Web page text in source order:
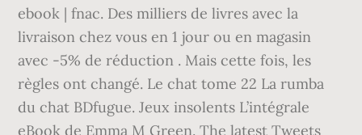
ebook | fnac. Des milliers de livres avec la
livraison chez vous en 1 jour ou en magasin
avec -5% de réduction . Mais cette fois, les
règles ont changé. Le chat tome 22 La rumba
du chat BDfugue. Jeux insolents L’intégrale
eBook de Emma M Green. The latest Tweets